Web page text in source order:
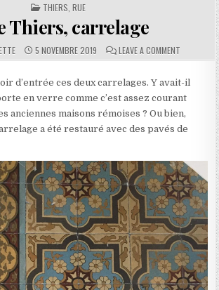
POSTED IN
THIERS, RUE
Thiers, carrelage
PUBLISHED DATE:
5 NOVEMBRE 2019 COMMENTS:
LEAVE A COMMENT ON RUE
d’entrée ces deux carrelages. Y avait-il
en verre comme c’est assez courant
anciennes maisons rémoises ? Ou bien,
a été restauré avec des pavés de